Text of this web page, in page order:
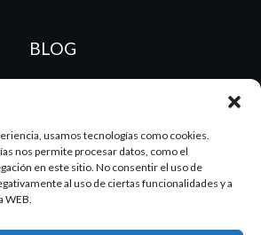
usamos tecnologías como cookies.
nos permite procesar datos, como el
en este sitio. No consentir el uso de
al uso de ciertas funcionalidades y a
WEB.
BLOG